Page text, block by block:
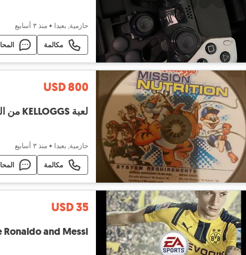
حازمية, بعبدا • منذ ٣ أسابيع
مكالمة
USD 800
لعبة KELLOGGS من الجيل الذهبي (نادرة جدا)
حازمية, بعبدا • منذ ٣ أسابيع
مكالمة
USD 35
Ronaldo and Messi